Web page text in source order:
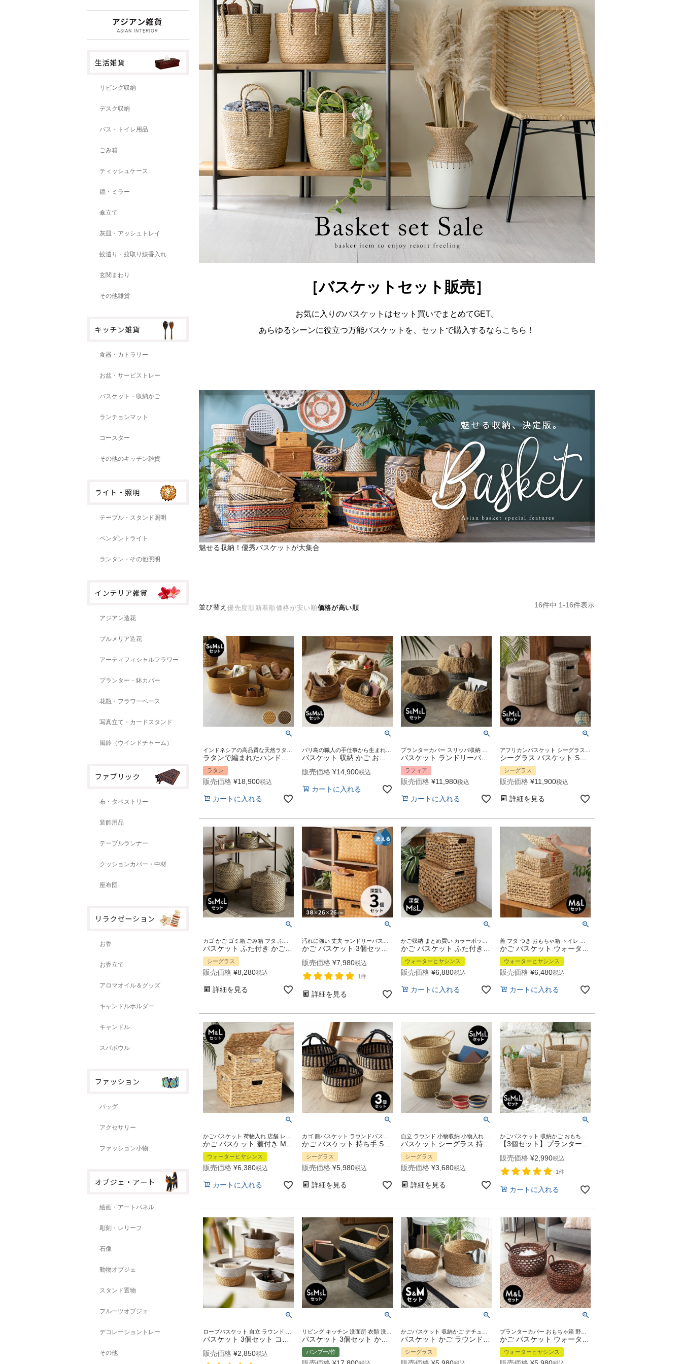
リビング収納
デスク収納
バス・トイレ用品
ごみ箱
ティッシュケース
鏡・ミラー
傘立て
灰皿・アッシュトレイ
蚊遣り・蚊取り線香入れ
玄関まわり
その他雑貨
食器・カトラリー
お盆・サービストレー
バスケット・収納かご
ランチョンマット
コースター
その他のキッチン雑貨
テーブル・スタンド照明
ペンダントライト
ランタン・その他照明
アジアン造花
プルメリア造花
アーティフィシャルフラワー
プランター・鉢カバー
花瓶・フラワーベース
写真立て・カードスタンド
風鈴（ウインドチャーム）
布・タペストリー
装飾用品
テーブルランナー
クッションカバー・中材
座布団
お香
お香立て
アロマオイル＆グッズ
キャンドルホルダー
キャンドル
スパボウル
バッグ
アクセサリー
ファッション小物
絵画・アートパネル
彫刻・レリーフ
石像
動物オブジェ
スタンド置物
フルーツオブジェ
デコレーショントレー
その他
［バスケットセット販売］
お気に入りのバスケットはセット買いでまとめてGET。
あらゆるシーンに役立つ万能バスケットを、セットで購入するならこちら！
魅せる収納！優秀バスケットが大集合
並び替え優先度順新着順価格が安い順価格が高い順 16件中 1-16件表示
ラタン
販売価格 ¥18,900税込
カートに入れる
販売価格 ¥14,900税込
カートに入れる
バスケット ランドリーバスケット 3点セット S M L ラフィア ナチュラル かごバスケット 収納 収納バスケット 洗濯物入れ おもちゃ入れ リビング ダイニング 寝室 キッチン 洗面所 おしゃれ 北欧 リゾート 雑貨 バリ インテリア アジアン [set-14064]
ラフィア
販売価格 ¥11,980税込
カートに入れる
シーグラス
販売価格 ¥11,900税込
詳細を見る
シーグラス
販売価格 ¥8,280税込
詳細を見る
販売価格 ¥7,980税込
1件
詳細を見る
ウォーターヒヤシンス
販売価格 ¥6,880税込
カートに入れる
ウォーターヒヤシンス
販売価格 ¥6,480税込
カートに入れる
ウォーターヒヤシンス
販売価格 ¥6,380税込
カートに入れる
シーグラス
販売価格 ¥5,980税込
詳細を見る
シーグラス
販売価格 ¥3,680税込
詳細を見る
販売価格 ¥2,990税込
1件
カートに入れる
販売価格 ¥2,850税込 バンブー/竹 シーグラス ウォーターヒヤシンス